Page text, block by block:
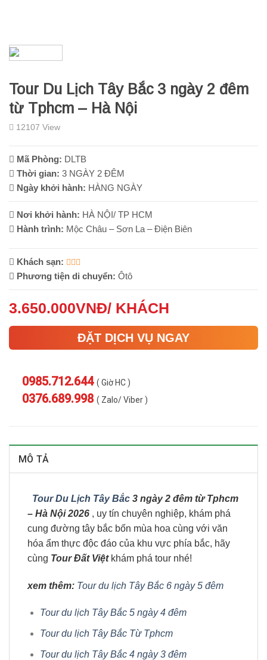
Tour Du Lịch Tây Bắc 3 ngày 2 đêm
từ Tphcm – Hà Nội
12107 View
Mã Phòng: DLTB
Thời gian: 3 NGÀY 2 ĐÊM
Ngày khởi hành: HÀNG NGÀY
Nơi khởi hành: HÀ NỘI/ TP HCM
Hành trình: Mộc Châu – Sơn La – Điện Biên
Khách sạn:
Phương tiện di chuyển: Ôtô
3.650.000VNĐ/ KHÁCH
ĐẶT DỊCH VỤ NGAY
0985.712.644 ( Giờ HC )
0376.689.998 ( Zalo/ Viber )
MÔ TẢ
Tour Du Lịch Tây Bắc 3 ngày 2 đêm từ Tphcm
– Hà Nội 2026 , uy tín chuyên nghiệp, khám phá
cung đường tây bắc bốn mùa hoa cùng với văn
hóa ẩm thực độc đáo của khu vực phía bắc, hãy
cùng Tour Đất Việtkhám phá tour nhé!
xem thêm: Tour du lịch Tây Bắc 6 ngày 5 đêm
Tour du lịch Tây Bắc 5 ngày 4 đêm
Tour du lịch Tây Bắc Từ Tphcm
Tour du lịch Tây Bắc 4 ngày 3 đêm